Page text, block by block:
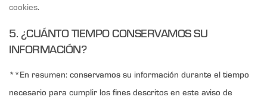
cookies.
5. ¿CUÁNTO TIEMPO CONSERVAMOS SU
INFORMACIÓN?
**En resumen: conservamos su información durante el tiempo
necesario para cumplir los fines descritos en este aviso de